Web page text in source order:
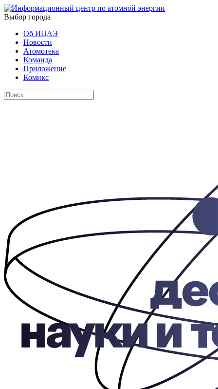
Выбор города
Об ИЦАЭ
Новости
Атомотека
Команда
Приложение
Комикс